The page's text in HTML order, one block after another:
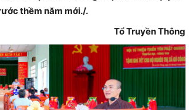
thềm năm mới./.
Tổ Truyền Thông